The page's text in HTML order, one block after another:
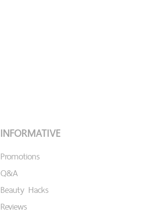
INFORMATIVE
Promotions
Q&A
Beauty Hacks
Reviews